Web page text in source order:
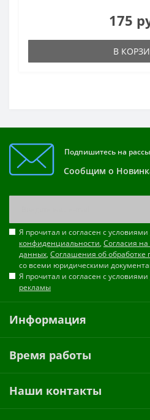
175
В
Подпишитесь на
Сообщим о
Я прочитал и согласен с условиями
конфиденциальности, Согласия
данных, Соглашения об
со всеми юридическими
Я прочитал и согласен с условиями
рекламы
Информация
Время работы
Наши контакты